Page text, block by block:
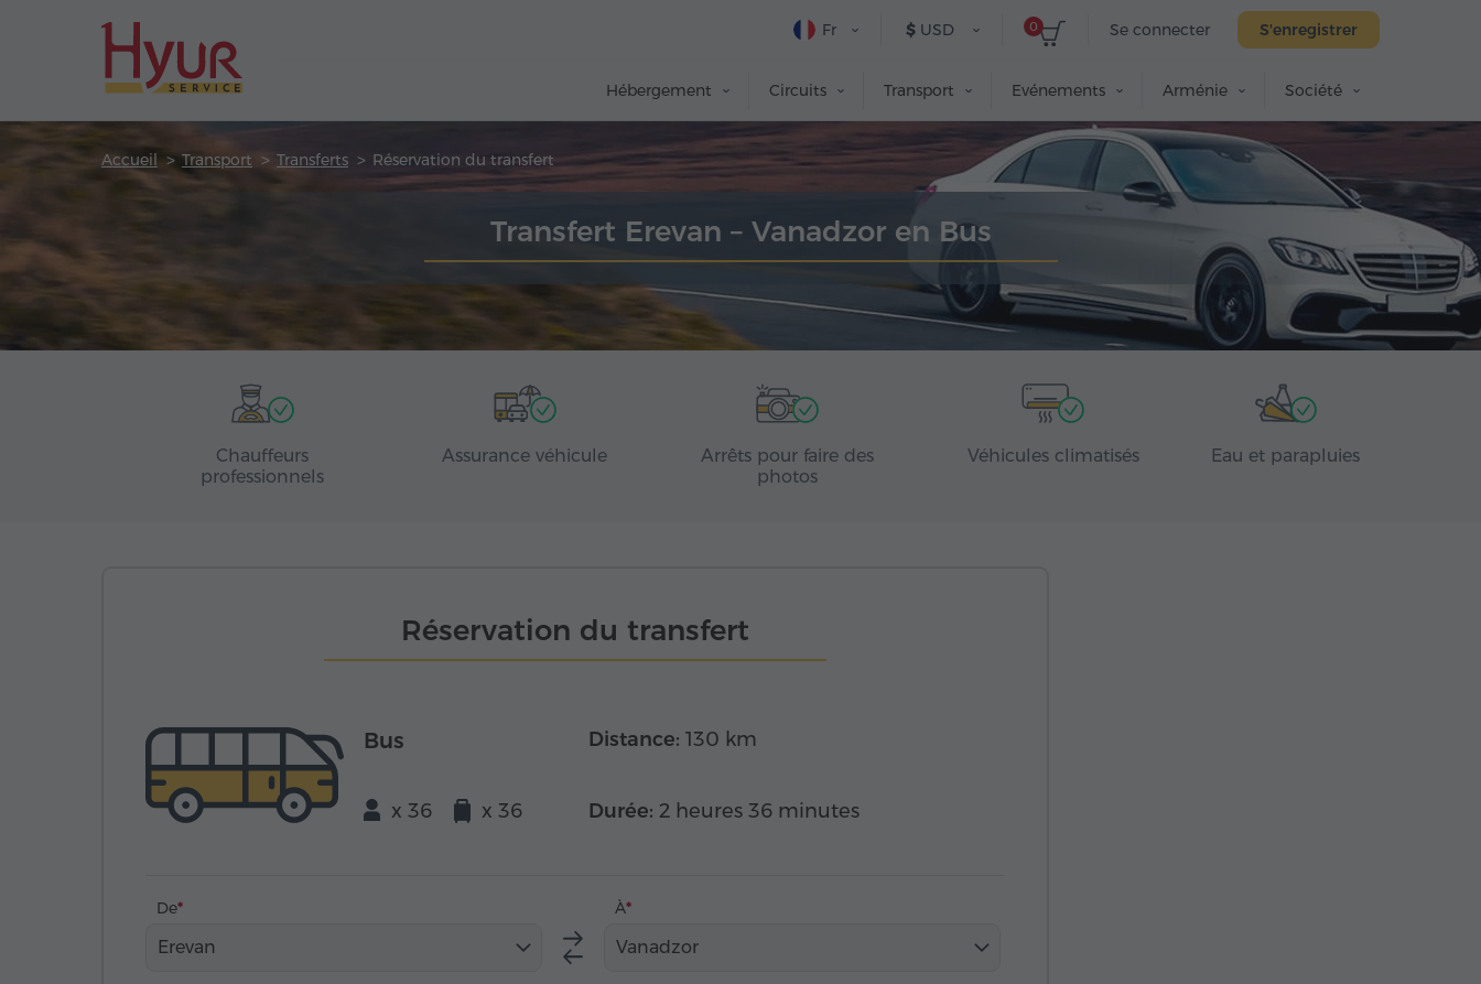
Se connecter S'enregistrer
0
$ USD
Fr
Hébergement Circuits Transport Evénements Arménie Société
Accueil Transport Transferts Réservation du transfert
Transfert Erevan – Vanadzor en Bus
Chauffeurs
professionnels
Assurance véhicule
Arrêts pour faire des
photos
Véhicules climatisés Eau et parapluies
Réservation du transfert
Bus
x 36 x 36
Distance: 130 km
Durée: 2 heures 36 minutes
De
Erevan
À
Vanadzor